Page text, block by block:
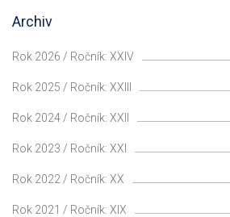
Archiv
Rok 2026 / Ročník: XXIV
Rok 2025 / Ročník: XXIII
Rok 2024 / Ročník: XXII
Rok 2023 / Ročník: XXI
Rok 2022 / Ročník: XX
Rok 2021 / Ročník: XIX